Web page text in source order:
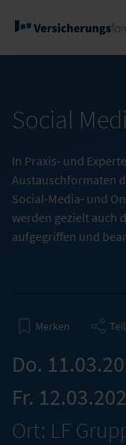
Social
In Praxis- und
Austauschformaten
Social-Media- und
werden gezielt auch
aufgegriffen und
Merken
Do.
Fr.
Ort: LF